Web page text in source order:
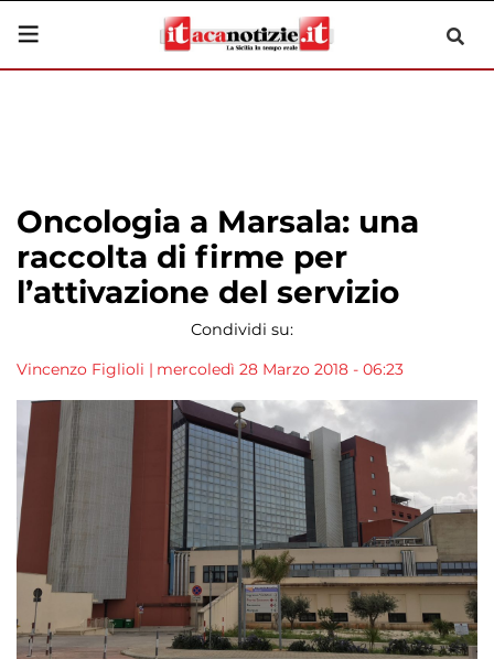
Oncologia a Marsala: una
raccolta di firme per
l’attivazione del servizio
Condividi su:
Vincenzo Figlioli | mercoledì 28 Marzo 2018 - 06:23